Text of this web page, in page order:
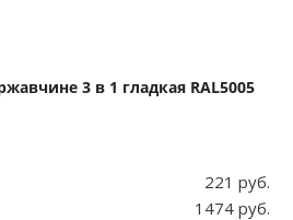
3 в 1 гладкая RAL5005
221 руб.
1474 руб.